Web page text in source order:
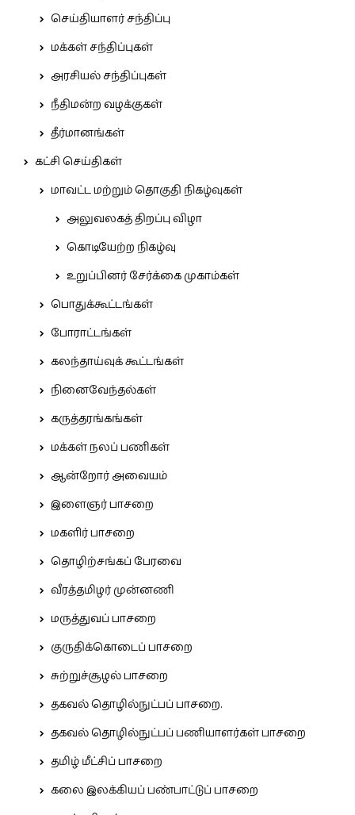
செய்தியாளர் சந்திப்பு
மக்கள் சந்திப்புகள்
அரசியல் சந்திப்புகள்
நீதிமன்ற வழக்குகள்
தீர்மானங்கள்
கட்சி செய்திகள்
மாவட்ட மற்றும் தொகுதி நிகழ்வுகள்
அலுவலகத் திறப்பு விழா
கொடியேற்ற நிகழ்வு
உறுப்பினர் சேர்க்கை முகாம்கள்
பொதுக்கூட்டங்கள்
போராட்டங்கள்
கலந்தாய்வுக் கூட்டங்கள்
நினைவேந்தல்கள்
கருத்தரங்கங்கள்
மக்கள் நலப் பணிகள்
ஆன்றோர் அவையம்
இளைஞர் பாசறை
மகளிர் பாசறை
தொழிற்சங்கப் பேரவை
வீரத்தமிழர் முன்னணி
மருத்துவப் பாசறை
குருதிக்கொடைப் பாசறை
சுற்றுச்சூழல் பாசறை
தகவல் தொழில்நுட்பப் பாசறை.
தகவல் தொழில்நுட்பப் பணியாளர்கள் பாசறை
தமிழ் மீட்சிப் பாசறை
கலை இலக்கியப் பண்பாட்டுப் பாசறை